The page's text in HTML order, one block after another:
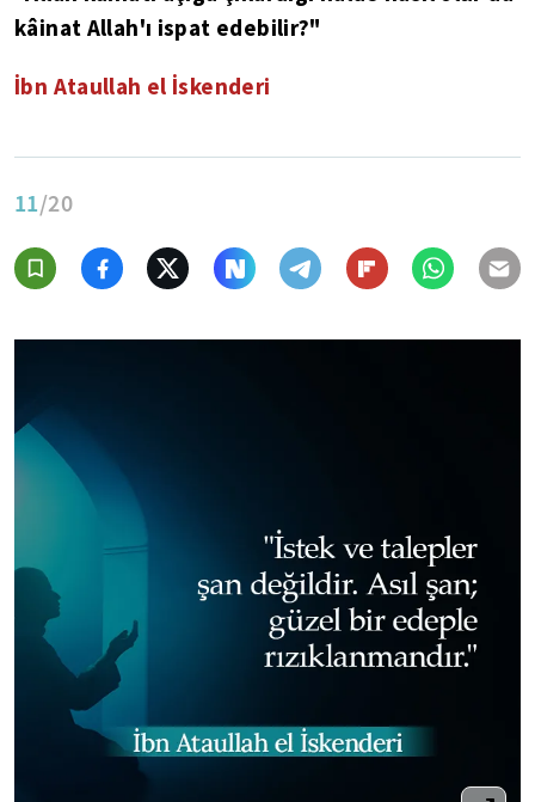
kâinat Allah'ı ispat edebilir?"
İbn Ataullah el İskenderi
11/20